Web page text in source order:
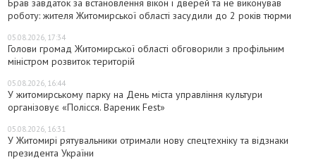
Брав завдаток за встановлення вікон і дверей та не виконував
роботу: жителя Житомирської області засудили до 2 років тюрми
05.08.2026, 17:34
Голови громад Житомирської області обговорили з профільним
міністром розвиток територій
05.08.2026, 16:44
У житомирському парку на День міста управління культури
організовує «Полісся. Вареник Fest»
05.08.2026, 16:31
У Житомирі рятувальники отримали нову спецтехніку та відзнаки
президента України